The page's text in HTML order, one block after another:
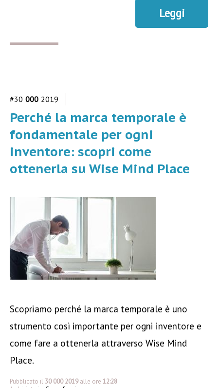
Leggi
#30 000 2019
Perché la marca temporale è
fondamentale per ogni
inventore: scopri come
ottenerla su Wise Mind Place
Scopriamo perché la marca temporale è uno
strumento così importante per ogni inventore e
come fare a ottenerla attraverso Wise Mind
Place.
Pubblicato il 30 000 2019 alle ore 12:28